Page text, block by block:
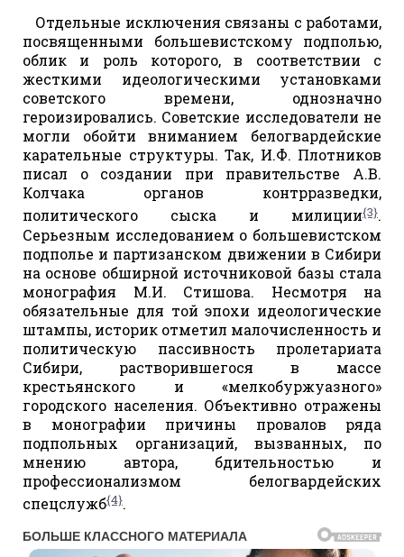
Отдельные исключения связаны с работами,
посвященными большевистскому подполью,
облик и роль которого, в соответствии с
жесткими идеологическими установками
советского времени, однозначно
героизировались. Советские исследователи не
могли обойти вниманием белогвардейские
карательные структуры. Так, И.Ф. Плотников
писал о создании при правительстве А.В.
Колчака органов контрразведки,
политического сыска и милиции{3}.
Серьезным исследованием о большевистском
подполье и партизанском движении в Сибири
на основе обширной источниковой базы стала
монография М.И. Стишова. Несмотря на
обязательные для той эпохи идеологические
штампы, историк отметил малочисленность и
политическую пассивность пролетариата
Сибири, растворившегося в массе
крестьянского и «мелкобуржуазного»
городского населения. Объективно отражены
в монографии причины провалов ряда
подпольных организаций, вызванных, по
мнению автора, бдительностью и
профессионализмом белогвардейских
спецслужб{4}.